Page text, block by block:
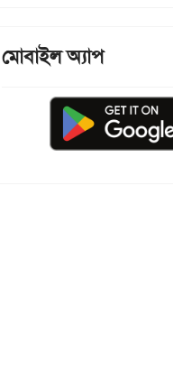
মোবাইল অ্যাপ